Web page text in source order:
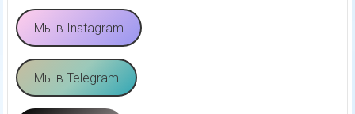
Мы в Instagram
Мы в Telegram